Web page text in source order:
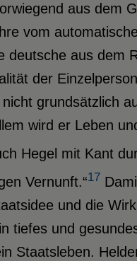
aus dem
vom
aus dem
der
grundsätzlich
wird er Leben
Hegel mit Kant
Vernunft.“17
und die
tiefes und
Staatsleben.